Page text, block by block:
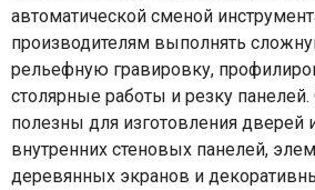
автоматической сменой
производителям выполнять
рельефную гравировку,
столярные работы и резку
полезны для изготовления дверей
внутренних стеновых панелей,
деревянных экранов и